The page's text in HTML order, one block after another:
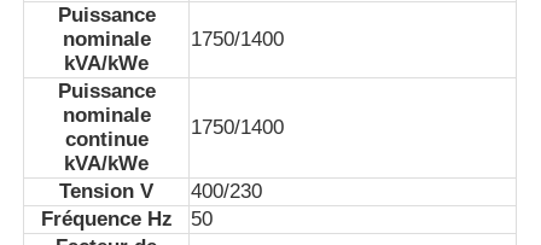
groupe électrogène à essence
groupe électrogène de cng
Accessoires de générateur
Puissance
nominale
kVA/kWe
1750/1400
Puissance
nominale
continue
kVA/kWe
1750/1400
Tension V
400/230
Fréquence Hz
50